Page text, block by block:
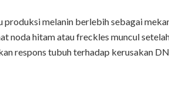
melanin berlebih sebagai
noda hitam atau freckles muncul
respons tubuh terhadap kerusakan